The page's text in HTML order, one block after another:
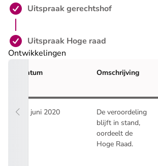
Stap 2 is voltooid:
Uitspraak gerechtshof
Stap 3 is voltooid:
Uitspraak Hoge raad
Ontwikkelingen
Datum Omschrijving
16 juni 2020
De veroordeling
blijft in stand,
oordeelt de
Hoge Raad.